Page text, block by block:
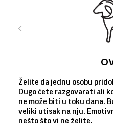
Želite da jednu osobu
Dugo ćete razgovarati ali
ne može biti u toku dana.
veliki utisak na nju.
nešto što vi ne želite.